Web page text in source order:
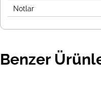
Notlar
Benzer